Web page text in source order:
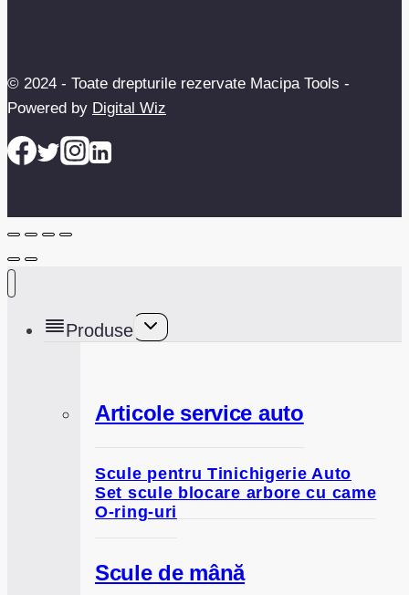
© 2024 - Toate drepturile rezervate Macipa Tools -
Powered by Digital Wiz
Produse
Toggle
Articole service auto
Scule pentru Tinichigerie Auto
Set scule blocare arbore cu came
O-ring-uri
Scule de mână